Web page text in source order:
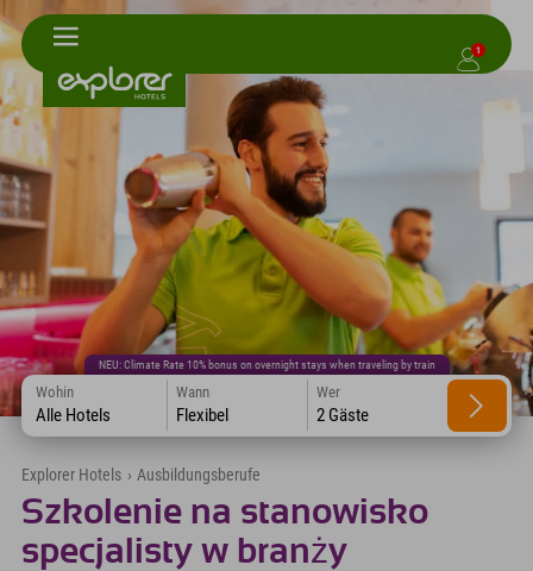
1
NEU: Climate Rate 10% bonus on overnight stays when traveling by train
Wohin
Alle Hotels
Wann
Flexibel
Wer
2 Gäste
Explorer Hotels › Ausbildungsberufe
Szkolenie na stanowisko
specjalisty w branży